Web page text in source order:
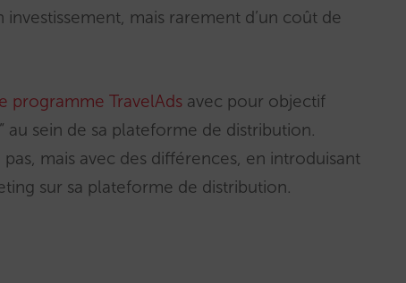
investissement, mais rarement d’un coût de
programme TravelAds avec pour objectif
au sein de sa plateforme de distribution.
mais avec des différences, en introduisant
sur sa plateforme de distribution.